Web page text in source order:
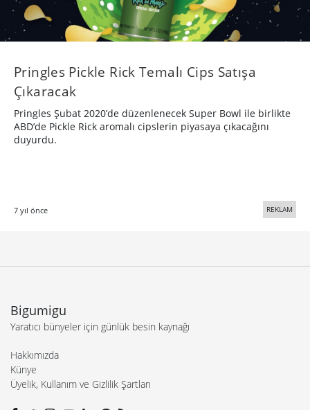
Pringles Pickle Rick Temalı Cips Satışa
Çıkaracak
Pringles Şubat 2020’de düzenlenecek Super Bowl ile birlikte
ABD’de Pickle Rick aromalı cipslerin piyasaya çıkacağını
duyurdu.
7 yıl önce REKLAM
Bigumigu
Yaratıcı bünyeler için günlük besin kaynağı
Hakkımızda
Künye
Üyelik, Kullanım ve Gizlilik Şartları